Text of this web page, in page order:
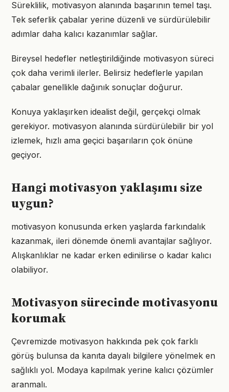
Süreklilik, motivasyon alanında başarının temel taşı.
Tek seferlik çabalar yerine düzenli ve sürdürülebilir
adımlar daha kalıcı kazanımlar sağlar.
Bireysel hedefler netleştirildiğinde motivasyon süreci
çok daha verimli ilerler. Belirsiz hedeflerle yapılan
çabalar genellikle dağınık sonuçlar doğurur.
Konuya yaklaşırken idealist değil, gerçekçi olmak
gerekiyor. motivasyon alanında sürdürülebilir bir yol
izlemek, hızlı ama geçici başarıların çok önüne
geçiyor.
Hangi motivasyon yaklaşımı size
uygun?
motivasyon konusunda erken yaşlarda farkındalık
kazanmak, ileri dönemde önemli avantajlar sağlıyor.
Alışkanlıklar ne kadar erken edinilirse o kadar kalıcı
olabiliyor.
Motivasyon sürecinde motivasyonu
korumak
Çevremizde motivasyon hakkında pek çok farklı
görüş bulunsa da kanıta dayalı bilgilere yönelmek en
sağlıklı yol. Modaya kapılmak yerine kalıcı çözümler
aranmalı.